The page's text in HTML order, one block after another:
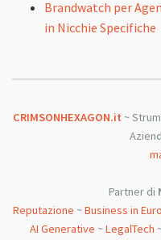
Brandwatch per
in Nicchie Specifiche
CRIMSONHEXAGON.it ~
Partner di
Reputazione ~Business in
AI Generative ~LegalTech